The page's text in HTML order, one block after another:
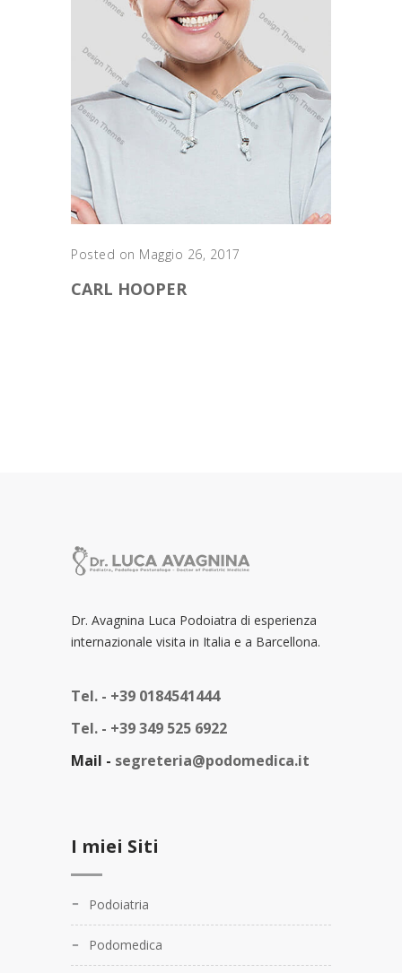
Posted on Maggio 26, 2017
CARL HOOPER
Dr. Avagnina Luca Podoiatra di esperienza
internazionale visita in Italia e a Barcellona.
Tel. - +39 0184541444
Tel. - +39 349 525 6922
Mail - segreteria@podomedica.it
I miei Siti
Podoiatria
Podomedica